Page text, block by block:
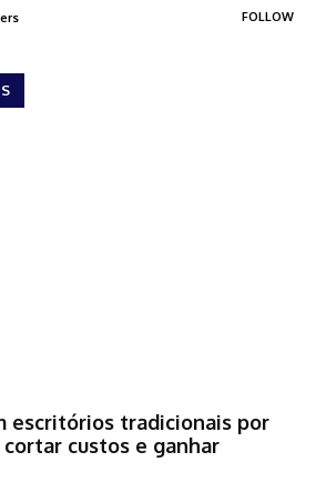
FOLLOW
escritórios tradicionais por
custos e ganhar